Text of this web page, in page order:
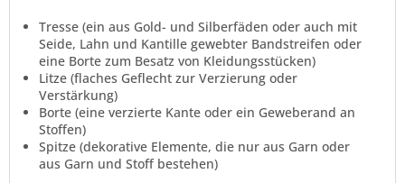
Tresse (ein aus Gold- und Silberfäden oder auch mit
Seide, Lahn und Kantille gewebter Bandstreifen oder
eine Borte zum Besatz von Kleidungsstücken)
Litze (flaches Geflecht zur Verzierung oder
Verstärkung)
Borte (eine verzierte Kante oder ein Geweberand an
Stoffen)
Spitze (dekorative Elemente, die nur aus Garn oder
aus Garn und Stoff bestehen)